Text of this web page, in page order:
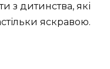
з дитинства, які
яскравою.